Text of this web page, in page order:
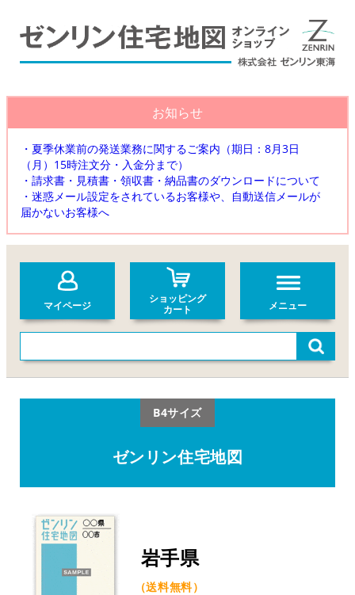
お知らせ
・夏季休業前の発送業務に関するご案内（期日：8月3日
（月）15時注文分・入金分まで）
・請求書・見積書・領収書・納品書のダウンロードについて
・迷惑メール設定をされているお客様や、自動送信メールが
届かないお客様へ
マイページ
ショッピング
カート
メニュー
B4サイズ
ゼンリン住宅地図
岩手県
（送料無料）